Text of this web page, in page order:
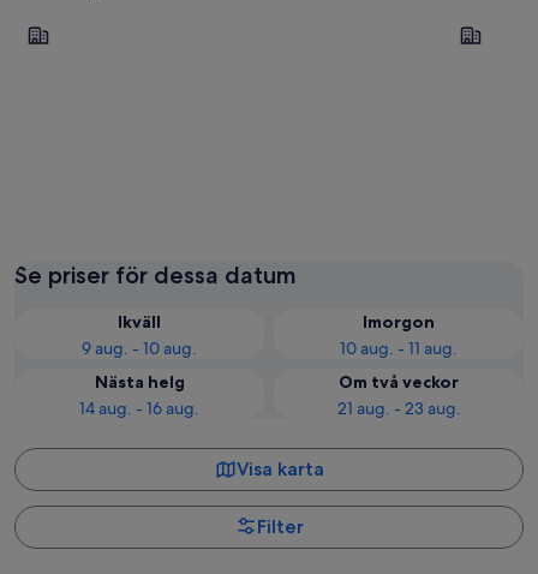
Kuala Lumpur (med omnejd)
Kuala Lumpur (med omnejd) George
Se priser för dessa datum
Ikväll
9 aug. - 10 aug.
Imorgon
10 aug. - 11 aug.
Nästa helg
14 aug. - 16 aug.
Om två veckor
21 aug. - 23 aug.
Visa karta
Filter